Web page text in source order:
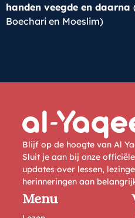
handen veegde en daarna
Boechari en Moeslim)
Blijf op de hoogte van Al
Sluit je aan bij onze
updates over lessen,
herinneringen aan
Menu